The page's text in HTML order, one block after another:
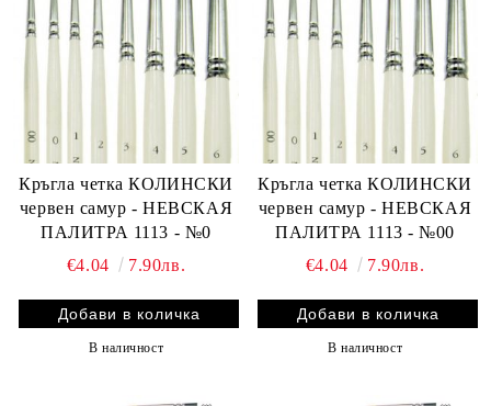
Кръгла четка КОЛИНСКИ
червен самур - НЕВСКАЯ
ПАЛИТРА 1113 - №0
€4.04
7.90лв.
В наличност
Кръгла четка КОЛИНСКИ
червен самур - НЕВСКАЯ
ПАЛИТРА 1113 - №00
€4.04
7.90лв.
В наличност